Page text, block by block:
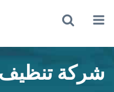
القائمةبحث
تنظيف